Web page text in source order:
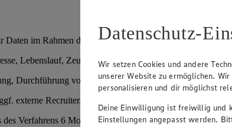
im Rahmen des Einstellungsprozesses.
Lebenslauf, Zeugnisse, Kontaktdaten, Qualifikationen.
Durchführung von Vorstellungsgesprächen und
externe Recruiter.
des Verfahrens 6 Monate (für Rechtsverteidigung), danach
Datenschutz-
Wir setzen Cookies und andere
unserer Website zu ermöglichen.
personalisieren und dir möglichst
Deine Einwilligung ist freiwillig und
Einstellungen angepasst werden.